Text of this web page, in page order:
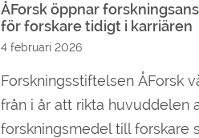
ÅForsk öppnar
för forskare tidigt i karriären
4 februari 2026
Forskningsstiftelsen ÅForsk
från i år att rikta huvuddelen
forskningsmedel till forskare